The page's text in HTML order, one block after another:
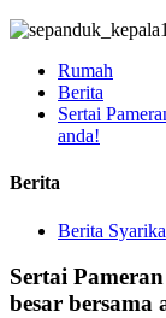
Rumah
Berita
Sertai
anda!
Berita
Berita
Sertai
besar bersama